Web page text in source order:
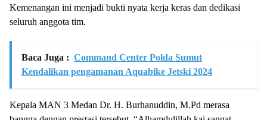
Kemenangan ini menjadi bukti nyata kerja keras dan dedikasi
seluruh anggota tim.
Baca Juga : Command Center Polda Sumut
Kendalikan pengamanan Aquabike Jetski 2024
Kepala MAN 3 Medan Dr. H. Burhanuddin, M.Pd merasa